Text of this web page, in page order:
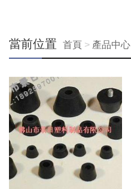
當前位置 首頁> 產品中心